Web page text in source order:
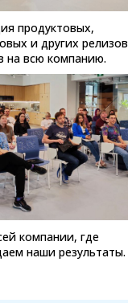
продуктовых,
и других релизов
на всю компанию.
компании, где
наши результаты.